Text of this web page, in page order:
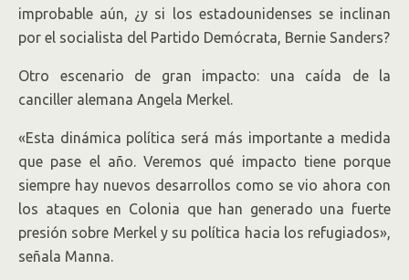
improbable aún, ¿y si los estadounidenses se inclinan
por el socialista del Partido Demócrata, Bernie Sanders?
Otro escenario de gran impacto: una caída de la
canciller alemana Angela Merkel.
«Esta dinámica política será más importante a medida
que pase el año. Veremos qué impacto tiene porque
siempre hay nuevos desarrollos como se vio ahora con
los ataques en Colonia que han generado una fuerte
presión sobre Merkel y su política hacia los refugiados»,
señala Manna.